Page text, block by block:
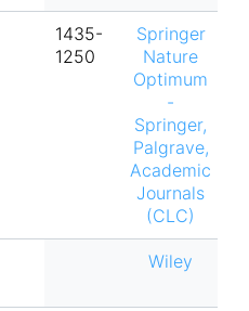
1435-
1250
Springer
Nature
Optimum
-
Springer,
Palgrave,
Academic
Journals
(CLC)
Wiley